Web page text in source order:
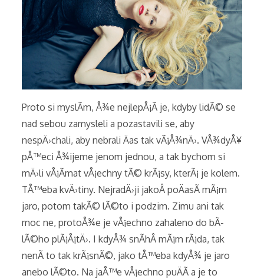
Proto si myslÃ­m, Å¾e nejlepÅ¡Ã­ je, kdyby lidÃ© se
nad sebou zamysleli a pozastavili se, aby
nespÄ›chali, aby nebrali Äas tak vÃ¡Å¾nÄ›. VÅ¾dyÅ¥
pÅ™eci Å¾ijeme jenom jednou, a tak bychom si
mÄ›li vÅ¡Ã­mat vÅ¡echny tÃ© krÃ¡sy, kterÃ¡ je kolem.
TÅ™eba kvÄ›tiny. NejradÄ›ji jakoÂ poÄasÃ­ mÃ¡m
jaro, potom takÃ© lÃ©to i podzim. Zimu ani tak
moc ne, protoÅ¾e je vÅ¡echno zahaleno do bÃ­
lÃ©ho plÃ¡Å¡tÄ›. I kdyÅ¾ snÃ­hÂ mÃ¡m rÃ¡da, tak
nenÃ­ to tak krÃ¡snÃ©, jako tÅ™eba kdyÅ¾ je jaro
anebo lÃ©to. Na jaÅ™e vÅ¡echno puÄÃ­ a je to